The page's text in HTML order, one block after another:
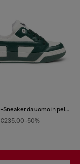
S-D-Ollie-Sneaker da uomo in pelle color block
€235.00-50%